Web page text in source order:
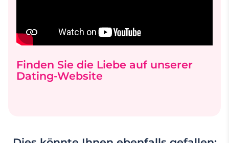
Finden Sie die Liebe auf unserer
Dating-Website